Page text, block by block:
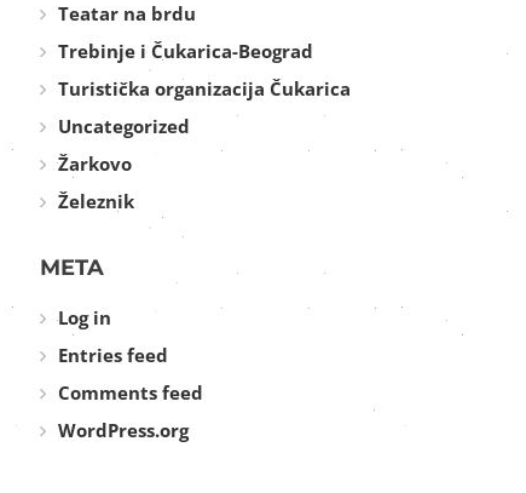
Teatar na brdu
Trebinje i Čukarica-Beograd
Turistička organizacija Čukarica
Uncategorized
Žarkovo
Železnik
META
Log in
Entries feed
Comments feed
WordPress.org